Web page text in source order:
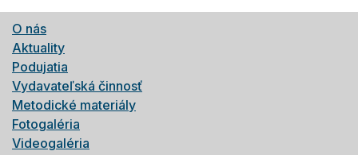
O nás
Aktuality
Podujatia
Vydavateľská činnosť
Metodické materiály
Fotogaléria
Videogaléria